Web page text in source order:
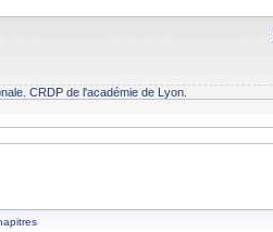
CRDP de l'académie de Lyon.